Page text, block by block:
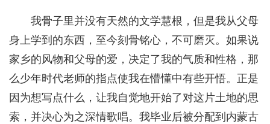
我骨子里并没有天然的文学慧根，但是我从父母
身上学到的东西，至今刻骨铭心，不可磨灭。如果说
家乡的风物和父母的爱，决定了我的气质和性格，那
么少年时代老师的指点使我在懵懂中有些开悟。正是
因为想写点什么，让我自觉地开始了对这片土地的思
索，并决心为之深情歌唱。我毕业后被分配到内蒙古